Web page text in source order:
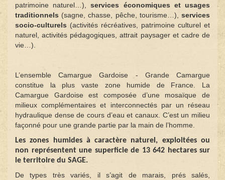
patrimoine naturel…),services économiques et usages
traditionnels (sagne, chasse, pêche, tourisme…), services
socio-culturels (activités récréatives, patrimoine culturel et
naturel, activités pédagogiques, attrait paysager et cadre de
vie…).
L’ensemble Camargue Gardoise - Grande Camargue
constitue la plus vaste zone humide de France. La
Camargue Gardoise est composée d’une mosaïque de
milieux complémentaires et interconnectés par un réseau
hydraulique dense de cours d’eau et canaux. C’est un milieu
façonné pour une grande partie par la main de l’homme.
Les zones humides à caractère naturel, exploitées ou
non représentent une superficie de 13 642 hectares sur
le territoire du SAGE.
De types très variés, il s’agit de marais, prés salés,